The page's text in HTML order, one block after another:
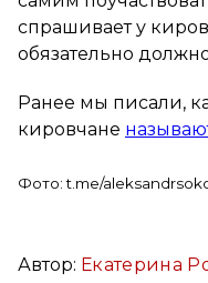
спрашивает у
обязательно
Ранее мы писали,
кировчане
Фото: t.me/
Автор: Екатерина